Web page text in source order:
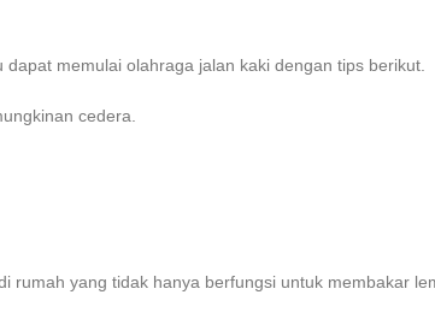
memulai olahraga jalan kaki dengan tips berikut.
cedera.
rumah yang tidak hanya berfungsi untuk membakar